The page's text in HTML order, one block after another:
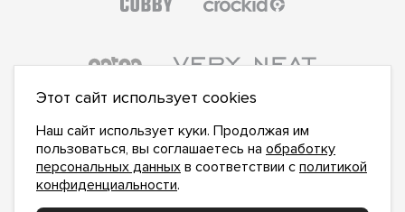
ПОДПИСАТЬСЯ НА НОВОСТИ:
Этот сайт использует cookies
Наш сайт использует куки. Продолжая им
пользоваться, вы соглашаетесь на обработку
персональных данных в соответствии с политикой
конфиденциальности.